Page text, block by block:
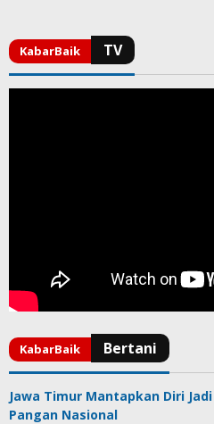
Jawa Timur Mantapkan Diri
Pangan Nasional